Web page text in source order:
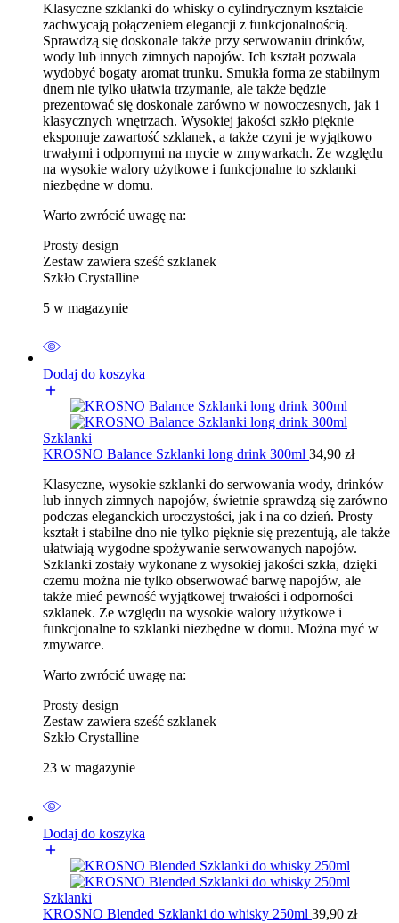
Klasyczne szklanki do whisky o cylindrycznym kształcie
zachwycają połączeniem elegancji z funkcjonalnością.
Sprawdzą się doskonale także przy serwowaniu drinków,
wody lub innych zimnych napojów. Ich kształt pozwala
wydobyć bogaty aromat trunku. Smukła forma ze stabilnym
dnem nie tylko ułatwia trzymanie, ale także będzie
prezentować się doskonale zarówno w nowoczesnych, jak i
klasycznych wnętrzach. Wysokiej jakości szkło pięknie
eksponuje zawartość szklanek, a także czyni je wyjątkowo
trwałymi i odpornymi na mycie w zmywarkach. Ze względu
na wysokie walory użytkowe i funkcjonalne to szklanki
niezbędne w domu.
Warto zwrócić uwagę na:
Prosty design
Zestaw zawiera sześć szklanek
Szkło Crystalline
5 w magazynie
Dodaj do koszyka
Szklanki
KROSNO Balance Szklanki long drink 300ml 34,90 zł
Klasyczne, wysokie szklanki do serwowania wody, drinków
lub innych zimnych napojów, świetnie sprawdzą się zarówno
podczas eleganckich uroczystości, jak i na co dzień. Prosty
kształt i stabilne dno nie tylko pięknie się prezentują, ale także
ułatwiają wygodne spożywanie serwowanych napojów.
Szklanki zostały wykonane z wysokiej jakości szkła, dzięki
czemu można nie tylko obserwować barwę napojów, ale
także mieć pewność wyjątkowej trwałości i odporności
szklanek. Ze względu na wysokie walory użytkowe i
funkcjonalne to szklanki niezbędne w domu. Można myć w
zmywarce.
Warto zwrócić uwagę na:
Prosty design
Zestaw zawiera sześć szklanek
Szkło Crystalline
23 w magazynie
Dodaj do koszyka
Szklanki
KROSNO Blended Szklanki do whisky 250ml 39,90 zł